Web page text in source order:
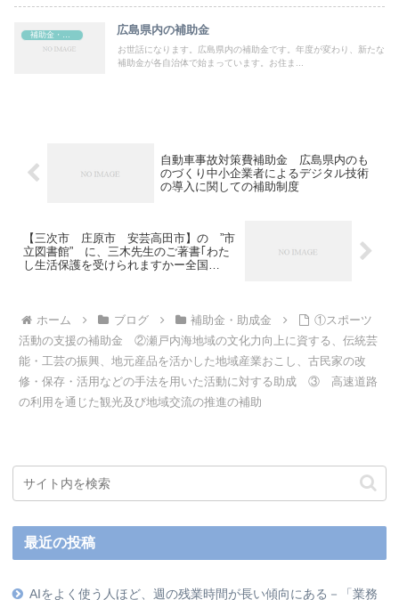
広島県内の補助金
お世話になります。広島県内の補助金です。年度が変わり、新たな
補助金が各自治体で始まっています。お住ま...
自動車事故対策費補助金 広島県内のも
のづくり中小企業者によるデジタル技術
の導入に関しての補助制度
【三次市 庄原市 安芸高田市】の ”市
立図書館” に、三木先生のご著書｢わた
し生活保護を受けられますかー全国
ホーム
ブログ 補助金・助成金
①スポーツ
活動の支援の補助金 ②瀬戸内海地域の文化力向上に資する、伝統芸
能・工芸の振興、地元産品を活かした地域産業おこし、古民家の改
修・保存・活用などの手法を用いた活動に対する助成 ③ 高速道路
の利用を通じた観光及び地域交流の推進の補助
最近の投稿
AIをよく使う人ほど、週の残業時間が長い傾向にある－「業務